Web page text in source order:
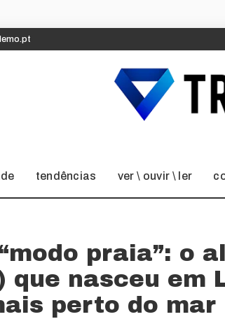
tendências ver \ ouvir \ ler
praia”: o
que nasceu em
perto do mar